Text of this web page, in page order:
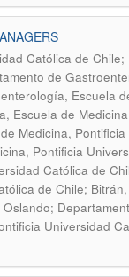
Católica de Chile;
de
Escuela
Escuela de
Medicina,
Pontificia
Católica de
de Chile;
Universidad